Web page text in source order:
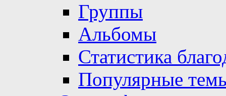
Группы
Альбомы
Статистика
Популярные